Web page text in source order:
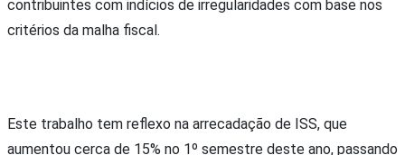
contribuintes com indícios de irregularidades com base nos
critérios da malha fiscal.
Este trabalho tem reflexo na arrecadação de ISS, que
aumentou cerca de 15% no 1º semestre deste ano, passando